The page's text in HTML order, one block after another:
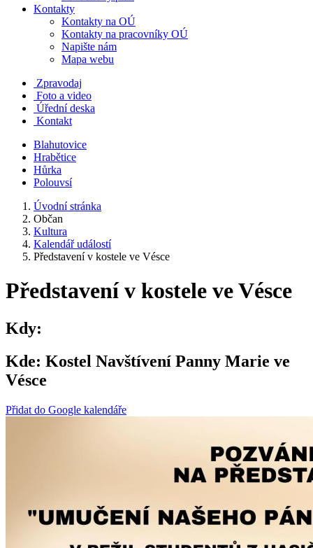
Kontakty
Kontakty na OÚ
Kontakty na pracovníky OÚ
Napište nám
Mapa webu
Zpravodaj
Foto a video
Úřední deska
Kontakt
Blahutovice
Hrabětice
Hůrka
Polouvsí
Úvodní stránka
Občan
Kultura
Kalendář událostí
Představení v kostele ve Vésce
Představení v kostele ve Vésce
Kdy:
Kde: Kostel Navštívení Panny Marie ve
Vésce
Přidat do Google kalendáře